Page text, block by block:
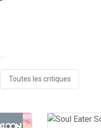
Toutes les critiques